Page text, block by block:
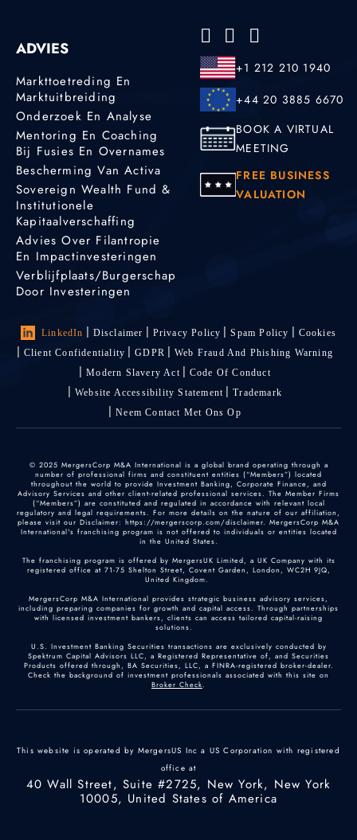
ADVIES
Markttoetreding En
Marktuitbreiding
Onderzoek En Analyse
Mentoring En Coaching
Bij Fusies En Overnames
Bescherming Van Activa
Sovereign Wealth Fund &
Institutionele
Kapitaalverschaffing
Advies Over Filantropie
En Impactinvesteringen
Verblijfplaats/burgerschap
Door Investeringen
+1 212 210 1940
+44 20 3885 6670
BOOK A VIRTUAL
MEETING
FREE BUSINESS
VALUATION
LinkedIn Disclaimer Privacy Policy Spam Policy
Cookies
Client Confidentiality
GDPR
Web Fraud And Phishing Warning
Modern Slavery Act
Code Of Conduct
Website Accessibility Statement
Trademark
Neem Contact Met Ons Op
© 2025 MergersCorp M&A International is a global brand operating through a
number of professional firms and constituent entities (“Members”) located
throughout the world to provide Investment Banking, Corporate Finance, and
Advisory Services and other client-related professional services. The Member Firms
(“Members”) are constituted and regulated in accordance with relevant local
regulatory and legal requirements. For more details on the nature of our affiliation,
please visit our Disclaimer: https://mergerscorp.com/disclaimer. MergersCorp M&A
International's franchising program is not offered to individuals or entities located
in the United States.
The franchising program is offered by MergersUK Limited, a UK Company with its
registered office at 71-75 Shelton Street, Covent Garden, London, WC2H 9JQ,
United Kingdom.
MergersCorp M&A International provides strategic business advisory services,
including preparing companies for growth and capital access. Through partnerships
with licensed investment bankers, clients can access tailored capital-raising
solutions.
U.S. Investment Banking Securities transactions are exclusively conducted by
Spektrum Capital Advisors LLC, a Registered Representative of, and Securities
Products offered through, BA Securities, LLC, a FINRA-registered broker-dealer.
Check the background of investment professionals associated with this site on
Broker Check.
This website is operated by MergersUS Inc a US Corporation with registered
office at
40 Wall Street, Suite #2725, New York, New York
10005, United States of America